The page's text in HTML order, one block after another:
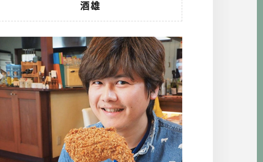
酒雄